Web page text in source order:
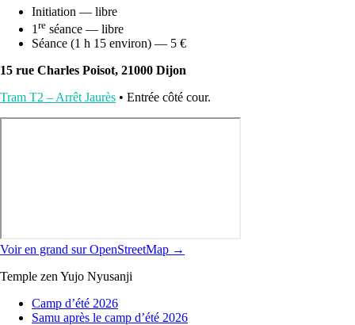
Initiation — libre
1 re séance — libre
Séance (1 h 15 environ) — 5 €
15 rue Charles Poisot, 21000 Dijon
Tram T2 – Arrêt Jaurès • Entrée côté cour.
Voir en grand sur OpenStreetMap →
Temple zen Yujo Nyusanji
Camp d’été 2026
Samu après le camp d’été 2026